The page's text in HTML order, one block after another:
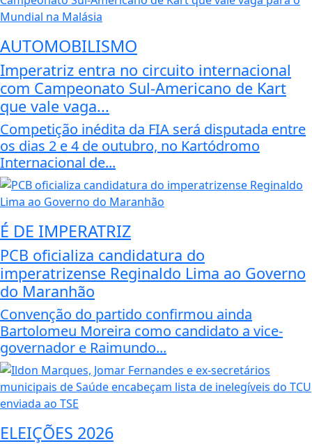
AUTOMOBILISMO
Imperatriz entra no circuito internacional
com Campeonato Sul-Americano de Kart
que vale vaga...
Competição inédita da FIA será disputada entre
os dias 2 e 4 de outubro, no Kartódromo
Internacional de...
É DE IMPERATRIZ
PCB oficializa candidatura do
imperatrizense Reginaldo Lima ao Governo
do Maranhão
Convenção do partido confirmou ainda
Bartolomeu Moreira como candidato a vice-
governador e Raimundo...
ELEIÇÕES 2026